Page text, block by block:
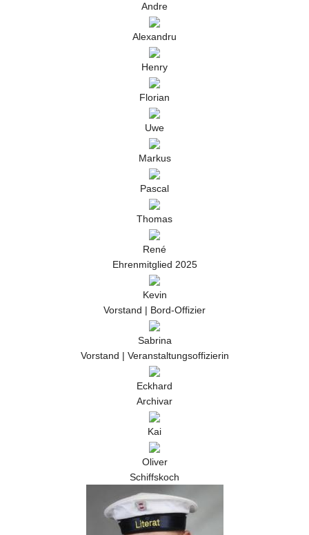
Andre
Alexandru
Henry
Florian
Uwe
Markus
Pascal
Thomas
René
Ehrenmitglied 2025
Kevin
Vorstand | Bord-Offizier
Sabrina
Vorstand | Veranstaltungsoffizierin
Eckhard
Archivar
Kai
Oliver
Schiffskoch